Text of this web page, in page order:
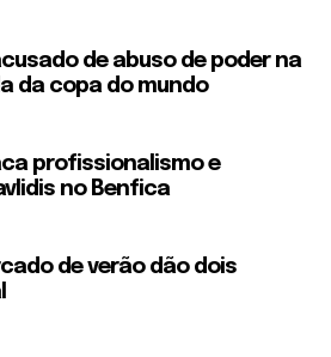
de abuso de poder na
da copa do mundo
profissionalismo e
no Benfica
de verão dão dois